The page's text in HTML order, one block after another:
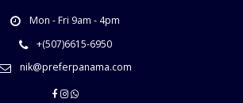
Mon - Fri 9am - 4pm
+(507)6615-6950
nik@preferpanama.com